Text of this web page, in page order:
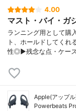
4.00
マスト・バイ・ガ
ランニング用として購
ト、ホールドしてくれ
性◎▶︎残念な点・ケー
Apple(アップ
Powerbeats